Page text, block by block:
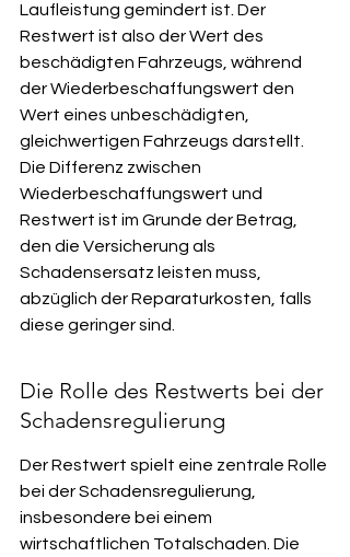
Laufleistung gemindert ist. Der
Restwert ist also der Wert des
beschädigten Fahrzeugs, während
der Wiederbeschaffungswert den
Wert eines unbeschädigten,
gleichwertigen Fahrzeugs darstellt.
Die Differenz zwischen
Wiederbeschaffungswert und
Restwert ist im Grunde der Betrag,
den die Versicherung als
Schadensersatz leisten muss,
abzüglich der Reparaturkosten, falls
diese geringer sind.
Die Rolle des Restwerts bei der
Schadensregulierung
Der Restwert spielt eine zentrale Rolle
bei der Schadensregulierung,
insbesondere bei einem
wirtschaftlichen Totalschaden. Die